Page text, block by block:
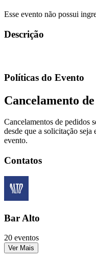
Esse evento não possui
Descrição
Políticas do Evento
Cancelamento
Cancelamentos de pedidos
desde que a solicitação
evento.
Contatos
Bar Alto
20 eventos
Ver Mais